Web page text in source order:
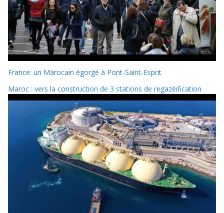
France: un Marocain égorgé à Pont-Saint-Esprit
Maroc : vers la construction de 3 stations de regazéification